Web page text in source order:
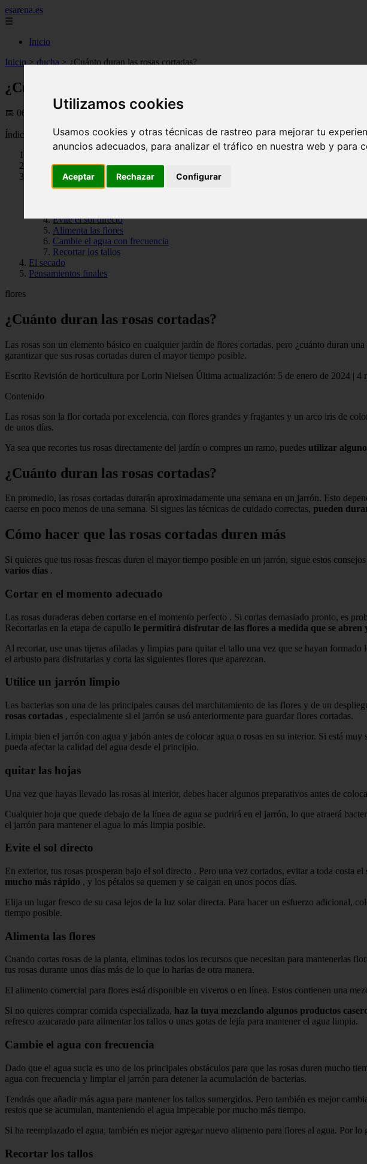
Utilizamos cookies
Usamos cookies y otras técnicas de rastreo para mejorar tu
anuncios adecuados, para analizar el tráfico en nuestra web y para
Aceptar Rechazar Configurar
esarena.es
☰
Inicio
Inicio > ducha > ¿Cuánto duran las rosas cortadas?
¿Cuánto duran las rosas cortadas?
📅 06/08/2025
Índice
¿Cuánto duran las rosas cortadas?
¿Cuánto duran las rosas cortadas?
Cómo hacer que las rosas cortadas duren más
Cortar en el momento adecuado
Evite el sol directo
Alimenta las flores
Cambie el agua con frecuencia
Recortar los tallos
El secado
Pensamientos finales
flores
¿Cuánto duran las rosas cortadas?
Las rosas son un elemento básico en cualquier jardín de flores cortadas, pero ¿cuánto duran
garantizar que sus rosas cortadas duren el mayor tiempo posible.
Escrito Revisión de horticultura por Lorin Nielsen Última actualización: 5 de enero de 2024 | 4
Contenido
Las rosas son la flor cortada por excelencia, con flores grandes y fragantes y un arco iris de
de unos días.
Ya sea que recortes tus rosas directamente del jardín o compres un ramo, puedes utilizar
¿Cuánto duran las rosas cortadas?
En promedio, las rosas cortadas durarán aproximadamente una semana en un jarrón. Esto
caerse en poco menos de una semana. Si sigues las técnicas de cuidado correctas, pueden
Cómo hacer que las rosas cortadas duren más
Si quieres que tus rosas frescas duren el mayor tiempo posible en un jarrón, sigue estos
varios días .
Cortar en el momento adecuado
Las rosas duraderas deben cortarse en el momento perfecto . Si cortas demasiado pronto, es
Recortarlas en la etapa de capullo le permitirá disfrutar de las flores a medida que se
Al recortar, use unas tijeras afiladas y limpias para quitar el tallo una vez que se hayan
el arbusto para disfrutarlas y corta las siguientes flores que aparezcan.
Utilice un jarrón limpio
Las bacterias son una de las principales causas del marchitamiento de las flores y de un
rosas cortadas , especialmente si el jarrón se usó anteriormente para guardar flores cortadas.
Limpia bien el jarrón con agua y jabón antes de colocar agua o rosas en su interior. Si está
pueda afectar la calidad del agua desde el principio.
quitar las hojas
Una vez que hayas llevado las rosas al interior, debes hacer algunos preparativos antes de
Cualquier hoja que quede debajo de la línea de agua se pudrirá en el jarrón, lo que atraerá
el jarrón para mantener el agua lo más limpia posible.
Evite el sol directo
En exterior, tus rosas prosperan bajo el sol directo . Pero una vez cortados, evitar a toda costa
mucho más rápido , y los pétalos se quemen y se caigan en unos pocos días.
Elija un lugar fresco de su casa lejos de la luz solar directa. Para hacer un esfuerzo adicional,
tiempo posible.
Alimenta las flores
Cuando cortas rosas de la planta, eliminas todos los recursos que necesitan para mantenerlas
tus rosas durante unos días más de lo que lo harías de otra manera.
El alimento comercial para flores está disponible en viveros o en línea. Estos contienen una
Si no quieres comprar comida especializada, haz la tuya mezclando algunos productos
refresco azucarado para alimentar los tallos o unas gotas de lejía para mantener el agua limpia.
Cambie el agua con frecuencia
Dado que el agua sucia es uno de los principales obstáculos para que las rosas duren mucho
agua con frecuencia y limpiar el jarrón para detener la acumulación de bacterias.
Tendrás que añadir más agua para mantener los tallos sumergidos. Pero también es mejor
restos que se acumulan, manteniendo el agua impecable por mucho más tiempo.
Si ha reemplazado el agua, también es mejor agregar nuevo alimento para flores al agua. Por
Recortar los tallos